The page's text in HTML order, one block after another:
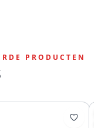
PRODUCTEN